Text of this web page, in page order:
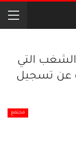
التي
عن تسجيل
مجتمع